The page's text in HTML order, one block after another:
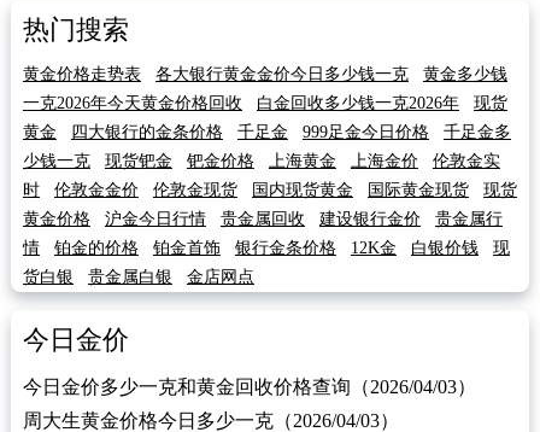
热门搜索
黄金价格走势表 各大银行黄金金价今日多少钱一克
黄金多少钱
一克2026年今天黄金价格回收
白金回收多少钱一克2026年
现货
黄金
四大银行的金条价格 千足金 999足金今日价格
千足金多
少钱一克
现货钯金 钯金价格 上海黄金 上海金价
伦敦金实
时
伦敦金金价 伦敦金现货 国内现货黄金 国际黄金现货
现货
黄金价格
沪金今日行情 贵金属回收 建设银行金价
贵金属行
情
铂金的价格 铂金首饰 银行金条价格 12K金 白银价钱
现
货白银
贵金属白银 金店网点
今日金价
今日金价多少一克和黄金回收价格查询（2026/04/03）
周大生黄金价格今日多少一克（2026/04/03）